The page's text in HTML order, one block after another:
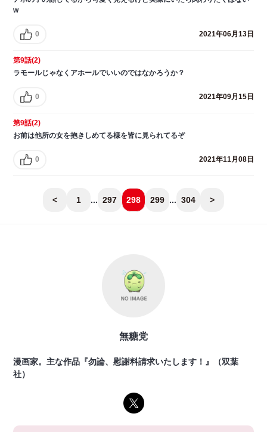
w
0 2021年06月13日
第9話(2)
ラモールじゃなくアホールでいいのではなかろうか？
0 2021年09月15日
第9話(2)
お前は他所の女を抱きしめてる様を皆に見られてるぞ
0 2021年11月08日
< 1 ... 297 298 299 ... 304 >
無糖党
漫画家。主な作品『勿論、慰謝料請求いたします！』（双葉
社）